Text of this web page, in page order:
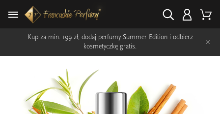
Kup za min. 199 zł, dodaj perfumy Summer Edition i odbierz
kosmetyczkę gratis.
×